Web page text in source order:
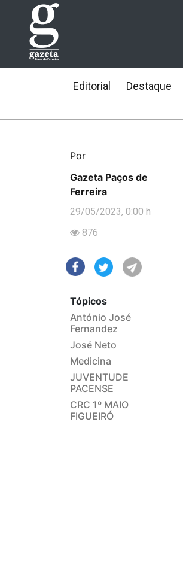
Editorial Destaque
Por
Gazeta Paços de
Ferreira
29/05/2023, 0:00 h
876
Tópicos
António José
Fernandez
José Neto
Medicina
JUVENTUDE
PACENSE
CRC 1º MAIO
FIGUEIRÓ